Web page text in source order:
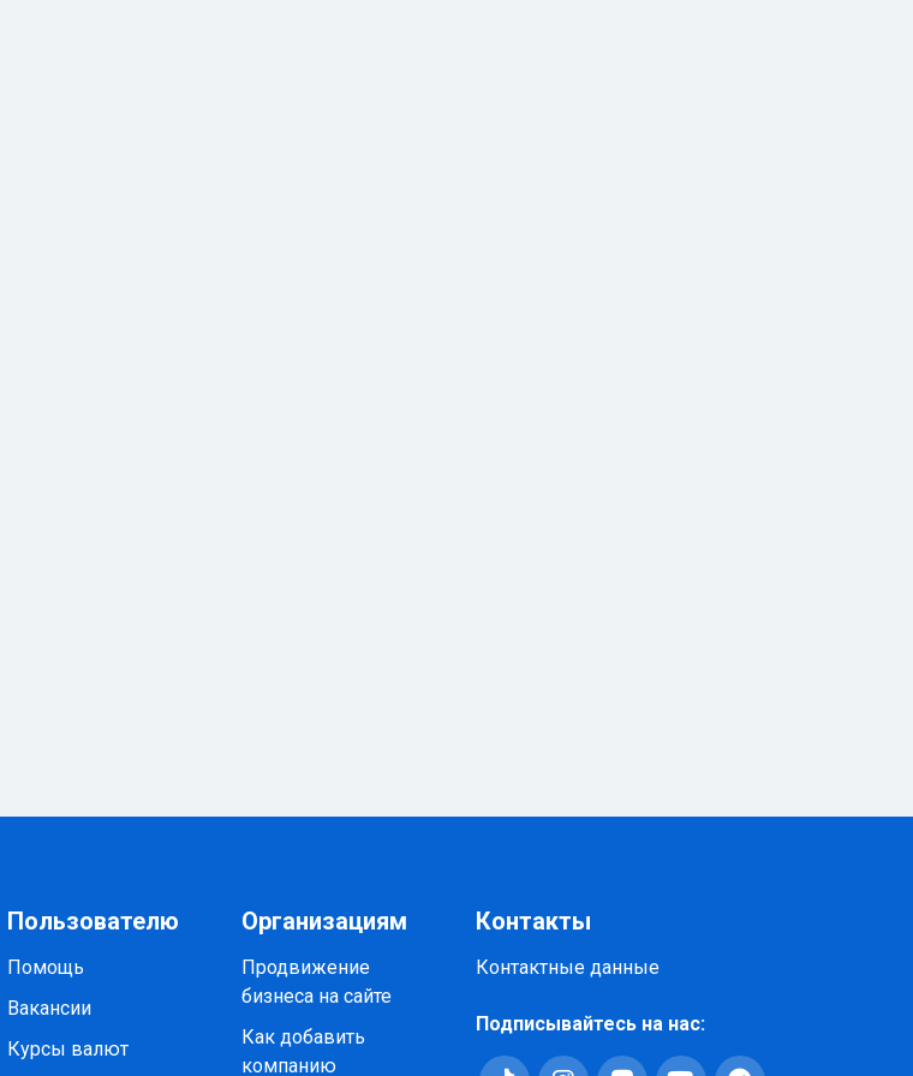
Пользователю
Помощь
Вакансии
Курсы валют
Организациям
Продвижение
бизнеса на сайте
Как добавить
компанию
Контакты
Контактные данные
Подписывайтесь на нас: